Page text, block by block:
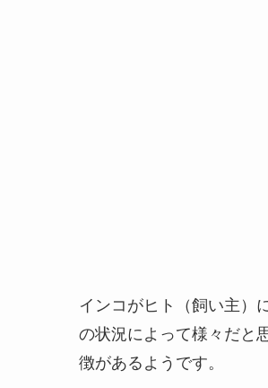
インコがヒト（飼い主）
の状況によって様々だと
徴があるようです。